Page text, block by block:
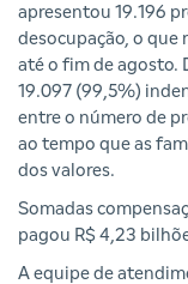
apresentou 19.196
desocupação, o que
até o fim de agosto.
19.097 (99,5%)
entre o número de
ao tempo que as
dos valores.
Somadas
pagou R$ 4,23
A equipe de